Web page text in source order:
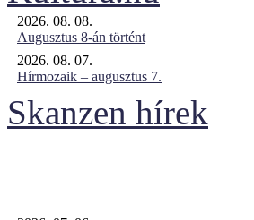
2026. 08. 08.
Augusztus 8-án történt
2026. 08. 07.
Hírmozaik – augusztus 7.
Skanzen hírek